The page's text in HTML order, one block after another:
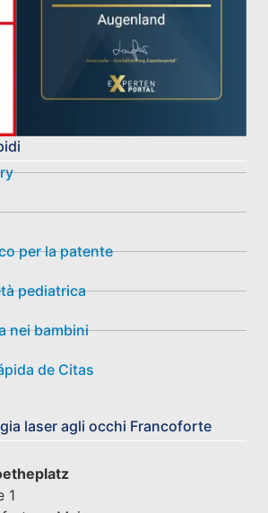
per la patente
pediatrica
nei bambini
de Citas
laser agli occhi Francoforte
1